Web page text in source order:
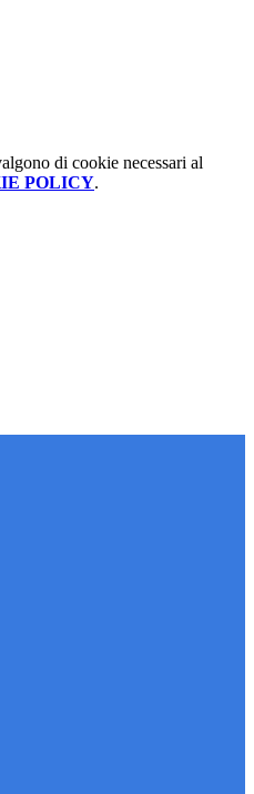
di cookie necessari al
POLICY.